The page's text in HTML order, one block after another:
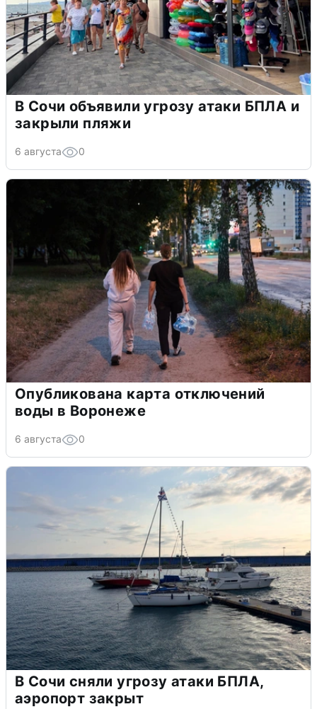
В Сочи объявили угрозу атаки БПЛА и
закрыли пляжи
6 августа 0
Опубликована карта отключений
воды в Воронеже
6 августа 0
В Сочи сняли угрозу атаки БПЛА,
аэропорт закрыт